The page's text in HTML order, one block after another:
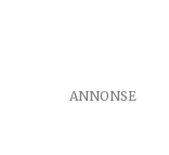
ANNONSE